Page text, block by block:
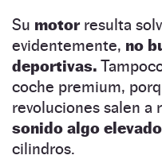
Su motor resulta
evidentemente, no
deportivas.
coche premium,
revoluciones salen a
sonido algo elevado
cilindros.